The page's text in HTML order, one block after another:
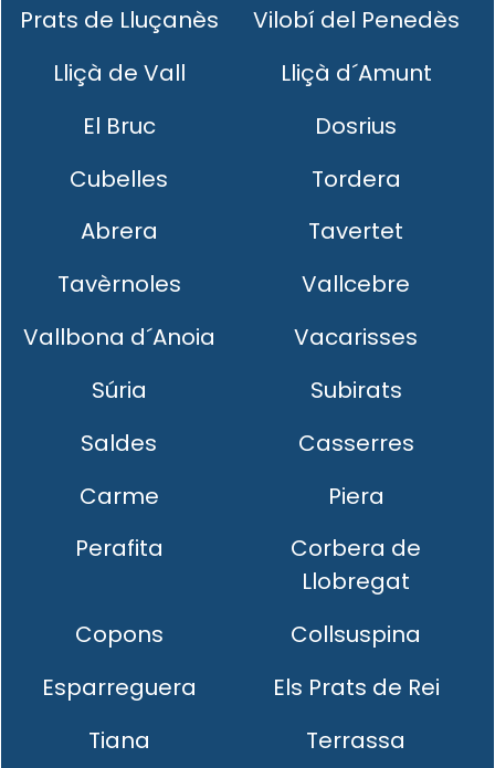
Prats de Lluçanès
Vilobí del Penedès
Lliçà de Vall
Lliçà d´Amunt
El Bruc
Dosrius
Cubelles
Tordera
Abrera
Tavertet
Tavèrnoles
Vallcebre
Vallbona d´Anoia
Vacarisses
Súria
Subirats
Saldes
Casserres
Carme
Piera
Perafita
Corbera de
Llobregat
Copons
Collsuspina
Esparreguera
Els Prats de Rei
Tiana
Terrassa